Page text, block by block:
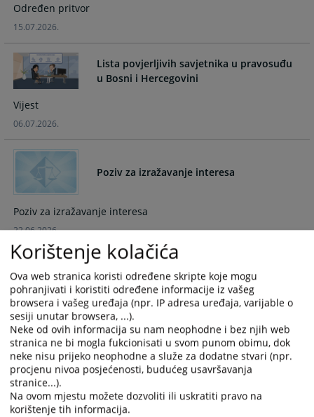
the
calendar
and
select
a
date.
Press
the
question
mark
key
the
keyboard
shortcuts
for
changing
dates.
and
select
a
question
key
the
keyboard
shortcuts
for
changing
dates.
Određen pritvor
15.07.2026.
Lista povjerljivih savjetnika u pravosuđu
u Bosni i Hercegovini
Vijest
06.07.2026.
Poziv za izražavanje interesa
Poziv za izražavanje interesa
22.06.2026.
Održan radni sastanak predstavnika
pravosudnih institucija Srednjobosanskog
kantona o zakonitosti dokaza u krivičnom
postupku
Aktuelnost
09.06.2026.
Izrečene zaštitne mjere D.M.
Korištenje kolačića
Ova web stranica koristi određene skripte koje mogu
pohranjivati i koristiti određene informacije iz vašeg
browsera i vašeg uređaja (npr. IP adresa uređaja, varijable o
sesiji unutar browsera, ...).
Neke od ovih informacija su nam neophodne i bez njih web
stranica ne bi mogla fukcionisati u svom punom obimu, dok
neke nisu prijeko neophodne a služe za dodatne stvari (npr.
procjenu nivoa posjećenosti, budućeg usavršavanja
stranice...).
Na ovom mjestu možete dozvoliti ili uskratiti pravo na
korištenje tih informacija.